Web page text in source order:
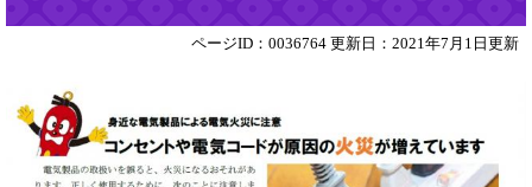
ページID：0036764 更新日：2021年7月1日更新